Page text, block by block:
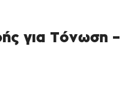
για Τόνωση –